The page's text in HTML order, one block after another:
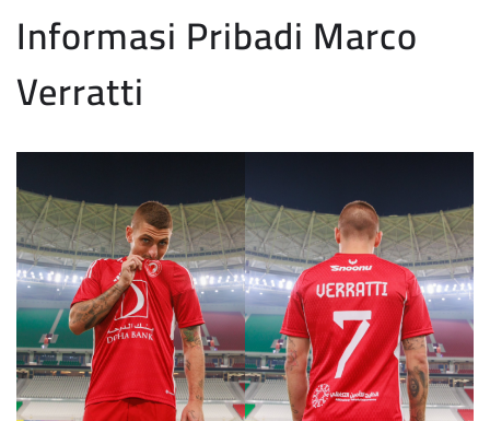
Informasi Pribadi Marco
Verratti